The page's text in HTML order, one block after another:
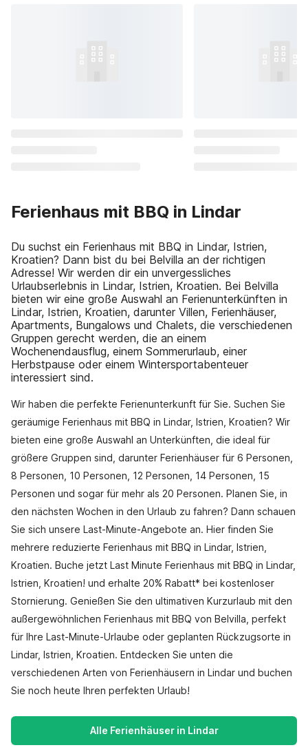
Ferienhaus mit BBQ in Lindar
Du suchst ein Ferienhaus mit BBQ in Lindar, Istrien,
Kroatien? Dann bist du bei Belvilla an der richtigen
Adresse! Wir werden dir ein unvergessliches
Urlaubserlebnis in Lindar, Istrien, Kroatien. Bei Belvilla
bieten wir eine große Auswahl an Ferienunterkünften in
Lindar, Istrien, Kroatien, darunter Villen, Ferienhäuser,
Apartments, Bungalows und Chalets, die verschiedenen
Gruppen gerecht werden, die an einem
Wochenendausflug, einem Sommerurlaub, einer
Herbstpause oder einem Wintersportabenteuer
interessiert sind.
Wir haben die perfekte Ferienunterkunft für Sie. Suchen Sie
geräumige Ferienhaus mit BBQ in Lindar, Istrien, Kroatien? Wir
bieten eine große Auswahl an Unterkünften, die ideal für
größere Gruppen sind, darunter Ferienhäuser für 6 Personen,
8 Personen, 10 Personen, 12 Personen, 14 Personen, 15
Personen und sogar für mehr als 20 Personen. Planen Sie, in
den nächsten Wochen in den Urlaub zu fahren? Dann schauen
Sie sich unsere Last-Minute-Angebote an. Hier finden Sie
mehrere reduzierte Ferienhaus mit BBQ in Lindar, Istrien,
Kroatien. Buche jetzt Last Minute Ferienhaus mit BBQ in Lindar,
Istrien, Kroatien! und erhalte 20% Rabatt* bei kostenloser
Stornierung. Genießen Sie den ultimativen Kurzurlaub mit den
außergewöhnlichen Ferienhaus mit BBQ von Belvilla, perfekt
für Ihre Last-Minute-Urlaube oder geplanten Rückzugsorte in
Lindar, Istrien, Kroatien. Entdecken Sie unten die
verschiedenen Arten von Ferienhäusern in Lindar und buchen
Sie noch heute Ihren perfekten Urlaub!
Alle Ferienhäuser in Lindar